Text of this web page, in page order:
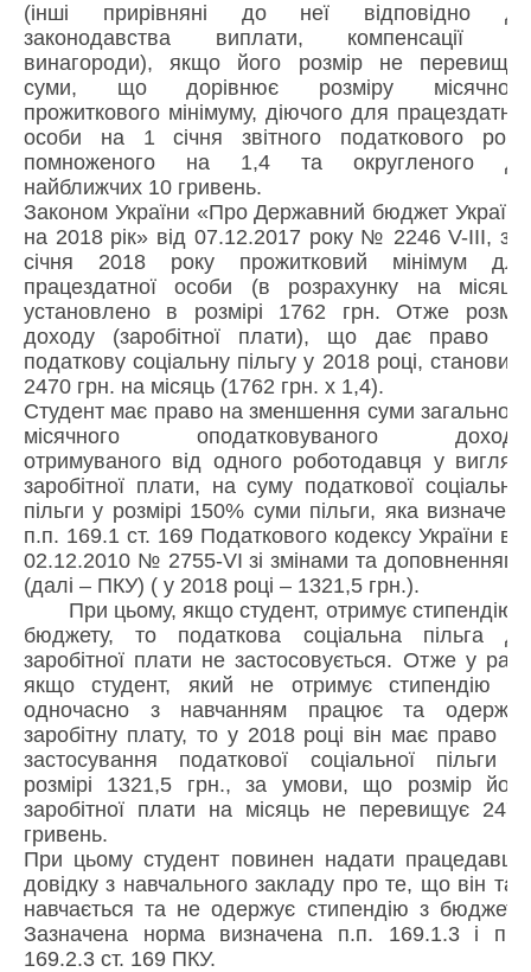
(інші прирівняні до неї відповідно до
законодавства виплати, компенсації та
винагороди), якщо його розмір не перевищує
суми, що дорівнює розміру місячного
прожиткового мінімуму, діючого для працездатної
особи на 1 січня звітного податкового року,
помноженого на 1,4 та округленого до
найближчих 10 гривень.
Законом України «Про Державний бюджет України
на 2018 рік» від 07.12.2017 року № 2246 V-ІІІ, з 1
січня 2018 року прожитковий мінімум для
працездатної особи (в розрахунку на місяць)
установлено в розмірі 1762 грн. Отже розмір
доходу (заробітної плати), що дає право на
податкову соціальну пільгу у 2018 році, становить
2470 грн. на місяць (1762 грн. х 1,4).
Студент має право на зменшення суми загального
місячного оподатковуваного доходу,
отримуваного від одного роботодавця у вигляді
заробітної плати, на суму податкової соціальної
пільги у розмірі 150% суми пільги, яка визначена
п.п. 169.1 ст. 169 Податкового кодексу України від
02.12.2010 № 2755-VI зі змінами та доповненнями
(далі – ПКУ) ( у 2018 році – 1321,5 грн.).
При цьому, якщо студент, отримує стипендію з
бюджету, то податкова соціальна пільга до
заробітної плати не застосовується. Отже у разі,
якщо студент, який не отримує стипендію та
одночасно з навчанням працює та одержує
заробітну плату, то у 2018 році він має право на
застосування податкової соціальної пільги у
розмірі 1321,5 грн., за умови, що розмір його
заробітної плати на місяць не перевищує 2470
гривень.
При цьому студент повинен надати працедавцю
довідку з навчального закладу про те, що він там
навчається та не одержує стипендію з бюджету.
Зазначена норма визначена п.п. 169.1.3 і п.п.
169.2.3 ст. 169 ПКУ.